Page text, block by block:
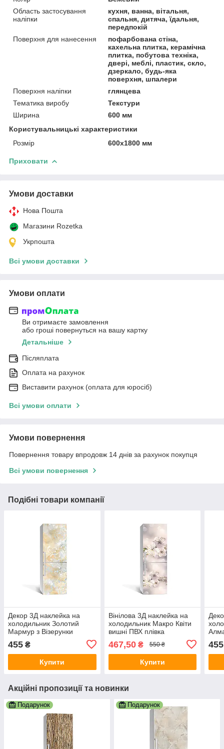
Область застосування
наліпки
кухня, ванна, вітальня,
спальня, дитяча, їдальня,
передпокій
Поверхня для нанесення
пофарбована стіна,
кахельна плитка, керамічна
плитка, побутова техніка,
двері, меблі, пластик, скло,
дзеркало, будь-яка
поверхня, шпалери
Поверхня наліпки
глянцева
Тематика виробу
Текстури
Ширина
600 мм
Користувальницькі характеристики
Розмір
600х1800 мм
Приховати
Умови доставки
Нова Пошта
Магазини Rozetka
Укрпошта
Всі умови доставки
Умови оплати
Ви отримаєте замовлення
або гроші повернуться на вашу картку
Детальніше
Післяплата
Оплата на рахунок
Виставити рахунок (оплата для юросіб)
Всі умови оплати
Умови повернення
Повернення товару впродовж 14 днів за рахунок покупця
Всі умови повернення
Подібні товари компанії
Декор 3Д наклейка на
холодильник Золотий
Мармур з Візерунки
600х1800 мм Текстура
Бежевий
455 ₴
Купити
Вінілова 3Д наклейка на
холодильник Макро Квіти
вишні ПВХ плівка
Бежевий 650х2000 мм
467,50₴ 550 ₴
Купити
455
Акційні пропозиції та новинки
Подарунок Подарунок